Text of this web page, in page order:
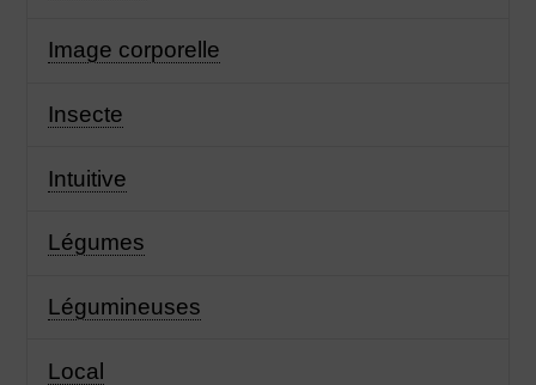
Image corporelle
Insecte
Intuitive
Légumes
Légumineuses
Local